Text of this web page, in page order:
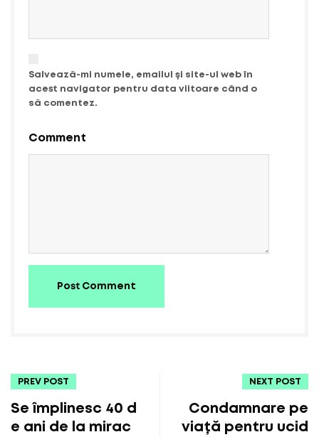
Salvează-mi numele, emailul și site-ul web în
acest navigator pentru data viitoare când o
să comentez.
Comment
Post Comment
PREV POST
Se împlinesc 40 d
e ani de la mirac
NEXT POST
Condamnare pe
viață pentru ucid